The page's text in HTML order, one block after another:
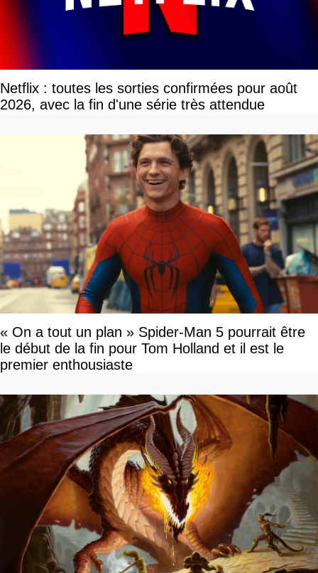
Netflix : toutes les sorties confirmées pour août
2026, avec la fin d'une série très attendue
« On a tout un plan » Spider-Man 5 pourrait être
le début de la fin pour Tom Holland et il est le
premier enthousiaste